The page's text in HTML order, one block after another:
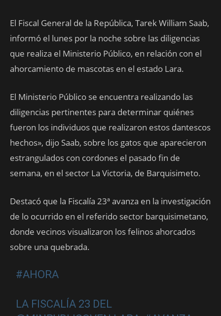
El Fiscal General de la República, Tarek William Saab,
informó el lunes por la noche sobre las diligencias
que realiza el Ministerio Público, en relación con el
ahorcamiento de mascotas en el estado Lara.
El Ministerio Público se encuentra realizando las
diligencias pertinentes para determinar quiénes
fueron los individuos que realizaron estos dantescos
hechos», dijo Saab, sobre los gatos que aparecieron
estrangulados con cordones el pasado fin de
semana, en el sector La Victoria, de Barquisimeto.
Destacó que la Fiscalía 23ª avanza en la investigación
de lo ocurrido en el referido sector barquisimetano,
donde vecinos visualizaron los felinos ahorcados
sobre una quebrada.
#AHORA
LA FISCALÍA 23 DEL